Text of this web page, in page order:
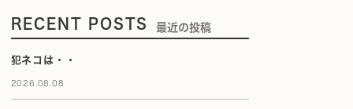
RECENT POSTS 最近の投稿
犯ネコは・・
2026.08.08